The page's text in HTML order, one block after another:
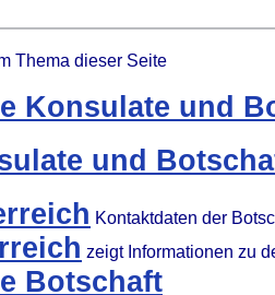
Thema dieser Seite
Konsulate und
und
Kontaktdaten der
zeigt Informationen zu
Botschaft